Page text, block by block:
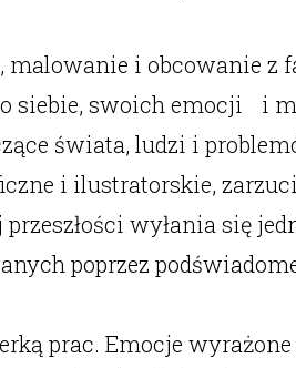
malowanie i obcowanie z
siebie, swoich emocji i
świata, ludzi i
i ilustratorskie,
wyłania się
poprzez
prac. Emocje